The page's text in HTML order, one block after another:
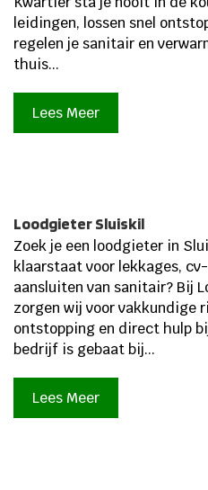
leidingen, lossen snel
regelen je sanitair en
thuis...
Lees Meer
Loodgieter Sluiskil
Zoek je een loodgieter in
klaarstaat voor lekkages,
aansluiten van sanitair? Bij
zorgen wij voor vakkundige
ontstopping en direct hulp
bedrijf is gebaat bij...
Lees Meer